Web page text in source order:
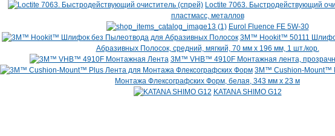
Loctite 7063. Быстродействующий
пластмасс, металлов
Eurol Fluence FE 5W-30
3M™ Hookit™ 50111
Абразивных Полосок, средний, мягкий, 70 мм x 196 мм, 1 шт./кор.
3M™ VHB™ 4910F Монтажная лента,
3M™ Cushion-Mount™
Монтажа Флексографских Форм, белая, 343 мм х 23 м
KATANA SHIMO G12